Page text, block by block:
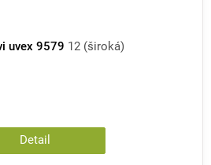
uvex 9579 12 (široká)
Detail